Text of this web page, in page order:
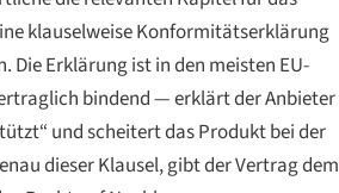
klauselweise Konformitätserklärung
Die Erklärung ist in den meisten EU-
bindend — erklärt der Anbieter
und scheitert das Produkt bei der
dieser Klausel, gibt der Vertrag dem